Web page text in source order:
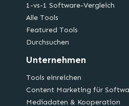
1-vs-1 Software-Vergleich
Alle Tools
Featured Tools
Durchsuchen
Unternehmen
Tools einreichen
Content Marketing für
Mediadaten & Kooperation